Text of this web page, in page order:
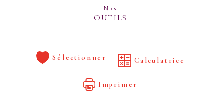
Nos
OUTILS
Sélectionner Calculatrice
Imprimer